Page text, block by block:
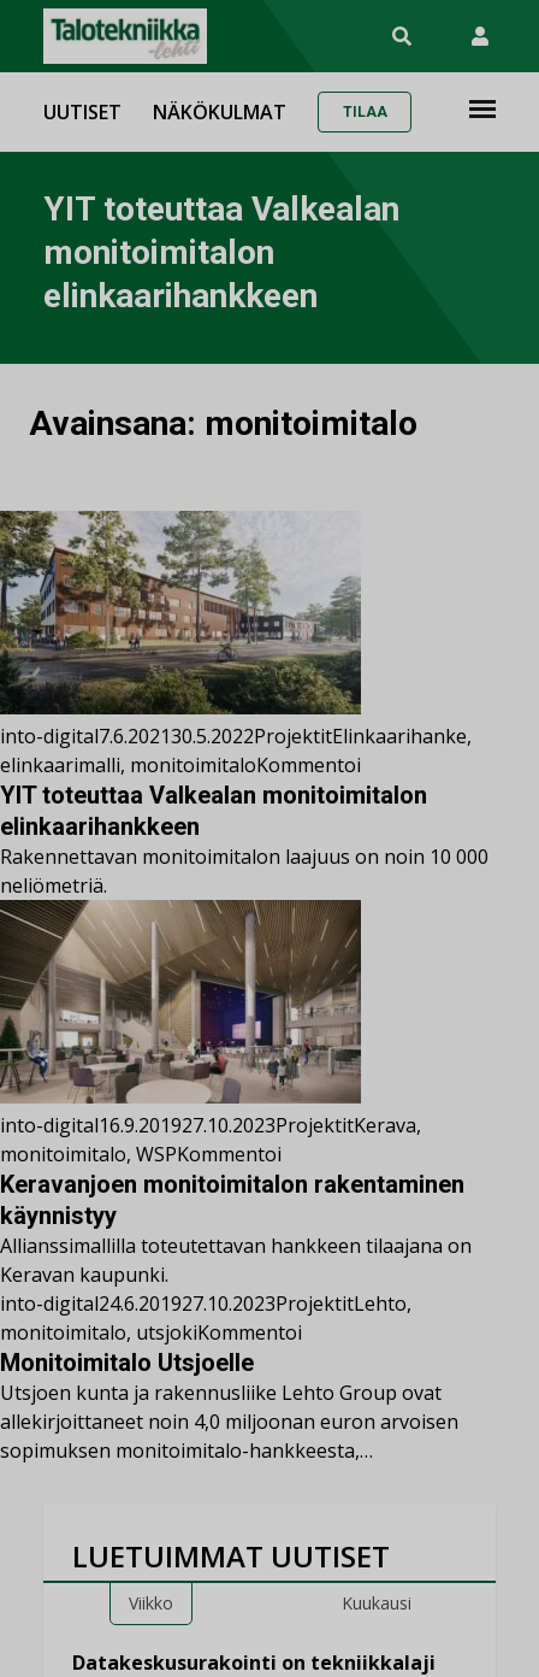
UUTISET NÄKÖKULMAT TILAA
YIT toteuttaa Valkealan
monitoimitalon
elinkaarihankkeen
Avainsana: monitoimitalo
into-digital7.6.202130.5.2022ProjektitElinkaarihanke,
elinkaarimalli, monitoimitaloKommentoi
YIT toteuttaa Valkealan monitoimitalon
elinkaarihankkeen
Rakennettavan monitoimitalon laajuus on noin 10 000
neliömetriä.
into-digital16.9.201927.10.2023ProjektitKerava,
monitoimitalo, WSPKommentoi
Keravanjoen monitoimitalon rakentaminen
käynnistyy
Allianssimallilla toteutettavan hankkeen tilaajana on
Keravan kaupunki.
into-digital24.6.201927.10.2023ProjektitLehto,
monitoimitalo, utsjokiKommentoi
Monitoimitalo Utsjoelle
Utsjoen kunta ja rakennusliike Lehto Group ovat
allekirjoittaneet noin 4,0 miljoonan euron arvoisen
sopimuksen monitoimitalo-hankkeesta,…
LUETUIMMAT UUTISET
Viikko Kuukausi
Datakeskusurakointi on tekniikkalaji